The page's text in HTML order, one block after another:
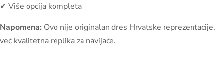
✔ Više opcija kompleta
Napomena: Ovo nije originalan dres Hrvatske reprezentacije,
već kvalitetna replika za navijače.